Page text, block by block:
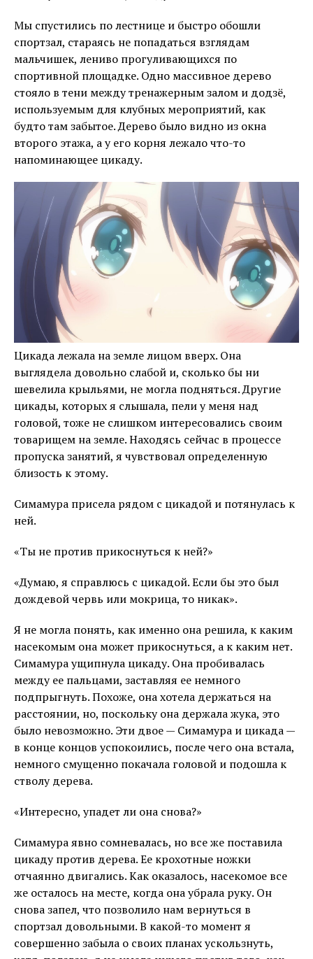
Мы спустились по лестнице и быстро обошли
спортзал, стараясь не попадаться взглядам
мальчишек, лениво прогуливающихся по
спортивной площадке. Одно массивное дерево
стояло в тени между тренажерным залом и додзё,
используемым для клубных мероприятий, как
будто там забытое. Дерево было видно из окна
второго этажа, а у его корня лежало что-то
напоминающее цикаду.
Цикада лежала на земле лицом вверх. Она
выглядела довольно слабой и, сколько бы ни
шевелила крыльями, не могла подняться. Другие
цикады, которых я слышала, пели у меня над
головой, тоже не слишком интересовались своим
товарищем на земле. Находясь сейчас в процессе
пропуска занятий, я чувствовал определенную
близость к этому.
Симамура присела рядом с цикадой и потянулась к
ней.
«Ты не против прикоснуться к ней?»
«Думаю, я справлюсь с цикадой. Если бы это был
дождевой червь или мокрица, то никак».
Я не могла понять, как именно она решила, к каким
насекомым она может прикоснуться, а к каким нет.
Симамура ущипнула цикаду. Она пробивалась
между ее пальцами, заставляя ее немного
подпрыгнуть. Похоже, она хотела держаться на
расстоянии, но, поскольку она держала жука, это
было невозможно. Эти двое — Симамура и цикада —
в конце концов успокоились, после чего она встала,
немного смущенно покачала головой и подошла к
стволу дерева.
«Интересно, упадет ли она снова?»
Симамура явно сомневалась, но все же поставила
цикаду против дерева. Ее крохотные ножки
отчаянно двигались. Как оказалось, насекомое все
же осталось на месте, когда она убрала руку. Он
снова запел, что позволило нам вернуться в
спортзал довольными. В какой-то момент я
совершенно забыла о своих планах ускользнуть,